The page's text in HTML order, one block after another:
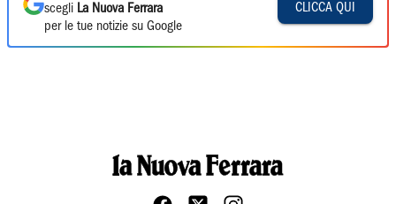
scegli La Nuova Ferrara
per le tue notizie su Google
CLICCA QUI